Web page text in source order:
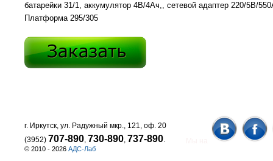
батарейки 31/1, аккумулятор 4В/4Ач,, сетевой адаптер 220/5В/
Платформа 295/305
© 2010 - 2026 АДС-Лаб
г. Иркутск, ул. Радужный мкр., 121, оф. 20
(3952) 707-890, 730-890, 737-890.